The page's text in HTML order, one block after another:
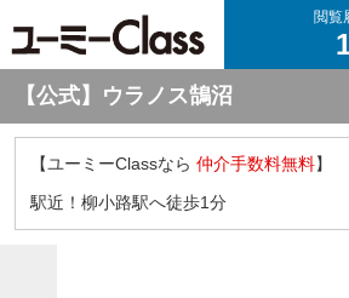
閲覧
【公式】ウラノス鵠沼
【ユーミーClassなら 仲介手数料無料】
駅近！柳小路駅へ徒歩1分